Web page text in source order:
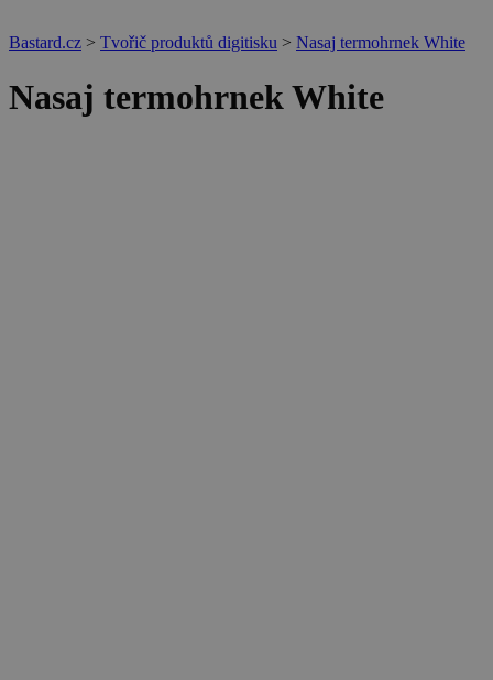
Bastard.cz > Tvořič produktů digitisku > Nasaj termohrnek White
Nasaj termohrnek White